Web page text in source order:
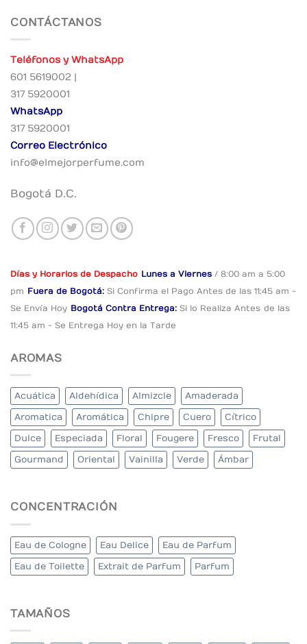
CONTÁCTANOS
Teléfonos y WhatsApp
601 5619002 |
317 5920001
WhatsApp
317 5920001
Correo Electrónico
info@elmejorperfume.com
Bogotá D.C.
Días y Horarios de Despacho Lunes a Viernes / 8:00 am a 5:00
pm Fuera de Bogotá: Si Confirma el Pago Antes de las 11:45 am -
Se Envía Hoy Bogotá Contra Entrega: Si lo Realiza Antes de las
11:45 am - Se Entrega Hoy en la Tarde
AROMAS
Acuática Aldehídica Almizcle Amaderada
Aromatica Aromática Chipre Cuero Cítrico
Dulce Especiada Floral Fougere Fresco Frutal
Gourmand Oriental Vainilla Verde Ámbar
CONCENTRACIÓN
Eau de Cologne Eau Delice Eau de Parfum
Eau de Toilette Extrait de Parfum Parfum
TAMAÑOS